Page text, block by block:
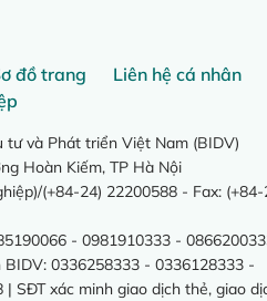
đồ trang
Liên hệ cá nhân
và Phát triển Việt Nam (BIDV)
Hoàn Kiếm, TP Hà Nội
(+84-24) 22200588 - Fax: (+84-
- 0981910333 -
0336258333 - 0336128333 -
SĐT xác minh giao dịch thẻ, giao